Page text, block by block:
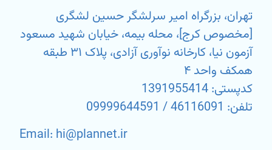
تهران، بزرگراه امیر سرلشگر حسین لشگری
[مخصوص کرج]، محله بیمه، خیابان شهید مسعود
آزمون نیا، کارخانه نوآوری آزادی، پلاک ۳۱ طبقه
همکف واحد ۴
کدپستی: 1391955414
تلفن: 46116091 / 09999644591
Email: hi@plannet.ir